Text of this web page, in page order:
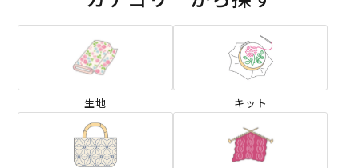
生地 キット